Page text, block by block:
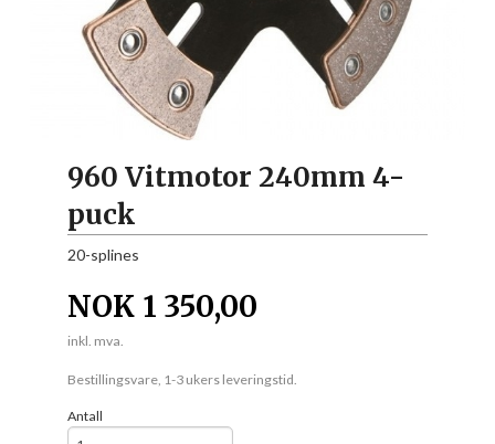
960 Vitmotor 240mm 4-
puck
20-splines
NOK 1 350,00
inkl. mva.
Bestillingsvare, 1-3 ukers leveringstid.
Antall